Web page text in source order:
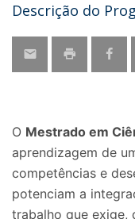
Descrição do
O Mestrado em
aprendizagem de
competências e
potenciam a
trabalho que exige,